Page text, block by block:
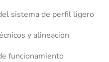
sistema de perfil ligero
y alineación
funcionamiento